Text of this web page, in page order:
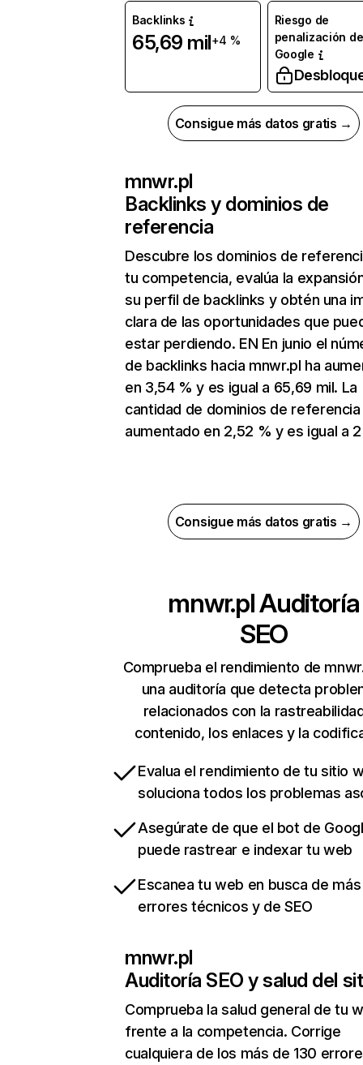
Backlinks
65,69 mil+4 %
Riesgo de
penalización de
Google
Consigue más datos gratis →
mnwr.pl
Backlinks y dominios de
referencia
Descubre los dominios de
tu competencia, evalúa la
su perfil de backlinks y obtén una
clara de las oportunidades que
estar perdiendo. EN En junio el
de backlinks hacia mnwr.pl ha
en 3,54 % y es igual a 65,69 mil. La
cantidad de dominios de referencia
aumentado en 2,52 % y es igual a
Consigue más datos gratis →
mnwr.plAuditoría
SEO
Comprueba el rendimiento de
una auditoría que detecta
relacionados con la
contenido, los enlaces y la
Evalua el rendimiento de tu sitio
soluciona todos los problemas
Asegúrate de que el bot de
puede rastrear e indexar tu web
Escanea tu web en busca de
errores técnicos y de SEO
mnwr.pl
Auditoría SEO y salud del
Comprueba la salud general de tu
frente a la competencia. Corrige
cualquiera de los más de 130